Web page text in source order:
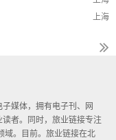
上海
媒体，拥有电子刊、网
者。同时，旅业链接专注
域。目前。旅业链接在北